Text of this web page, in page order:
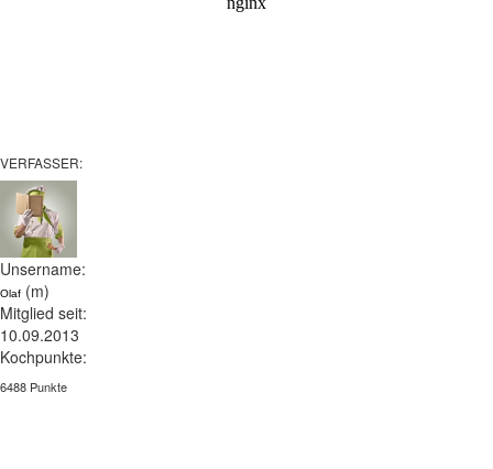
VERFASSER:
Unsername:
Olaf (m)
Mitglied seit:
10.09.2013
Kochpunkte:
6488 Punkte